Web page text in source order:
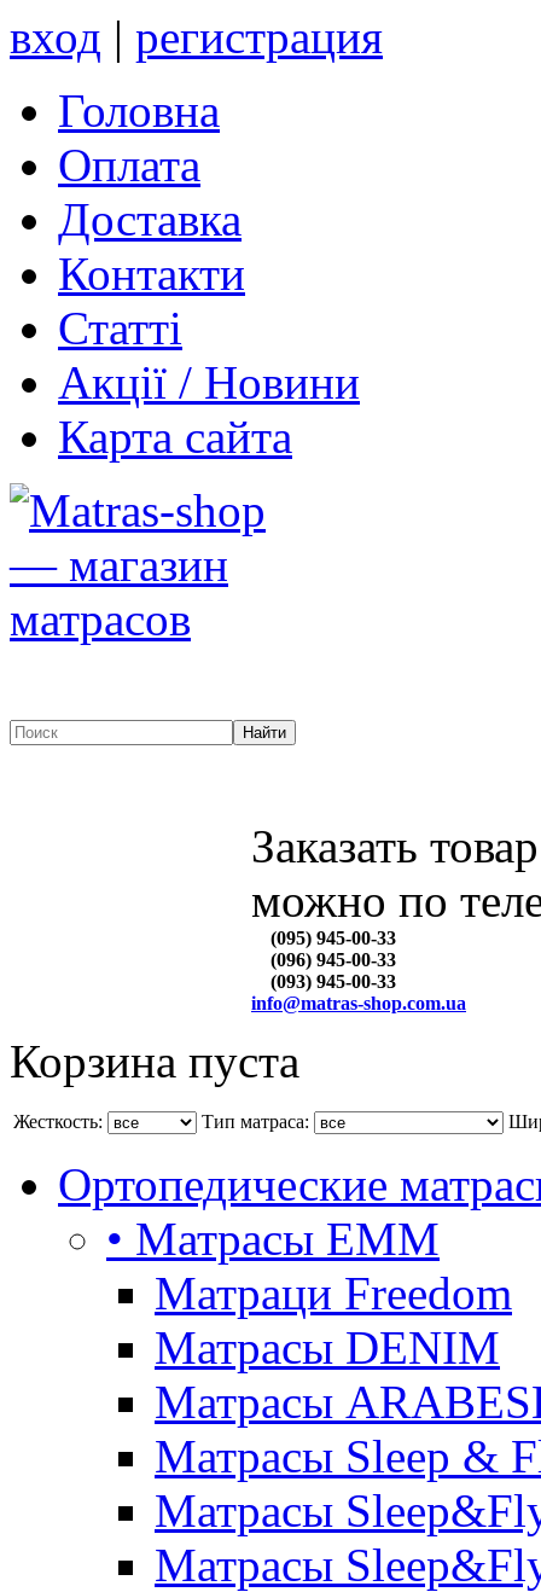
вход | регистрация
Головна
Оплата
Доставка
Контакти
Статті
Акції / Новини
Карта сайта
Заказать товар
можно по
(095) 945-00-33
(096) 945-00-33
(093) 945-00-33
info@matras-shop.com.ua
Корзина пуста
Жесткость: Тип матраса:
Ортопедические
• Матрасы ЕММ
Матраци Freedom
Матрасы DENIM
Матрасы
Матрасы Sleep &
Матрасы
Матрасы